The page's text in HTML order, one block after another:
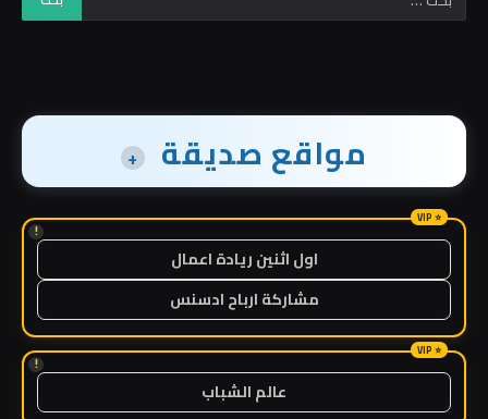
مواقع صديقة +
!
اول اثنين ريادة اعمال
مشاركة ارباح ادسنس
!
عالم الشباب